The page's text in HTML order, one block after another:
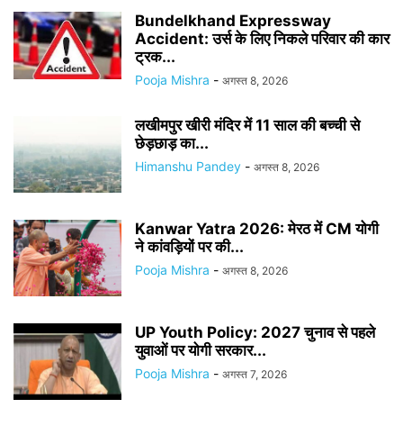
Bundelkhand Expressway
Accident: उर्स के लिए निकले परिवार की कार
ट्रक...
Pooja Mishra - अगस्त 8, 2026
लखीमपुर खीरी मंदिर में 11 साल की बच्ची से
छेड़छाड़ का...
Himanshu Pandey - अगस्त 8, 2026
Kanwar Yatra 2026: मेरठ में CM योगी
ने कांवड़ियों पर की...
Pooja Mishra - अगस्त 8, 2026
UP Youth Policy: 2027 चुनाव से पहले
युवाओं पर योगी सरकार...
Pooja Mishra - अगस्त 7, 2026